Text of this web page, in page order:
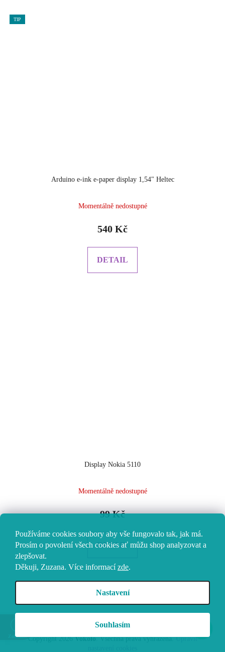
Používáme cookies soubory aby vše fungovalo tak, jak má.
Prosím o povolení všech cookies ať můžu shop analyzovat a
zlepšovat.
Děkuji, Zuzana. Více informací zde.
Nastavení
Souhlasím
TIP
Arduino e-ink e-paper display 1,54" Heltec
Momentálně nedostupné
540 Kč
DETAIL
Display Nokia 5110
Momentálně nedostupné
99 Kč
DETAIL
O
v
l
á
položek celkem
Vytvořil Shoptet
Copyright 2026Vokolo. Všechna práva vyhrazena.Upravit
Zobrazit